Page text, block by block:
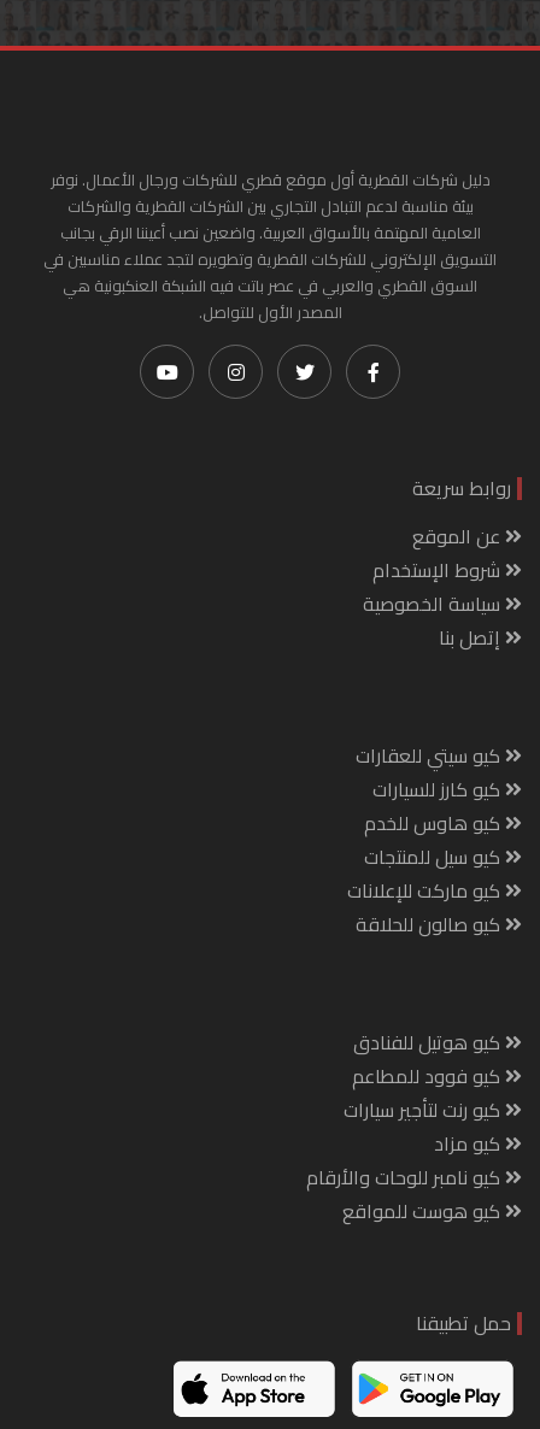
دليل شركات القطرية أول موقع قطري للشركات ورجال الأعمال. نوفر
بيئة مناسبة لدعم التبادل التجاري بين الشركات القطرية والشركات
العامية المهتمة بالأسواق العربية. واضعين نصب أعيننا الرقي بجانب
التسويق الإلكتروني للشركات القطرية وتطويره لتجد عملاء مناسبين في
السوق القطري والعربي في عصر باتت فيه الشبكة العنكبونية هي
المصدر الأول للتواصل.
روابط سريعة
عن الموقع
شروط الإستخدام
سياسة الخصوصية
إتصل بنا
كيو سيتي للعقارات
كيو كارز للسيارات
كيو هاوس للخدم
كيو سيل للمنتجات
كيو ماركت للإعلانات
كيو صالون للحلاقة
كيو هوتيل للفنادق
كيو فوود للمطاعم
كيو رنت لتأجير سيارات
كيو مزاد
كيو نامبر للوحات والأرقام
كيو هوست للمواقع
حمل تطبيقنا